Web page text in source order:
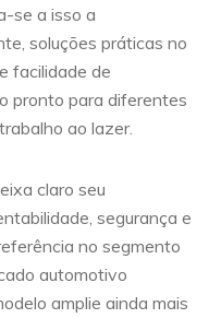
se a isso a
soluções práticas no
facilidade de
pronto para diferentes
ao lazer.
claro seu
segurança e
no segmento
automotivo
amplie ainda mais